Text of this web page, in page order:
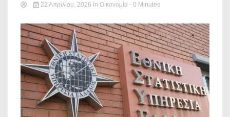
22 Απριλίου, 2026 in Οικονομία - 0 Minutes